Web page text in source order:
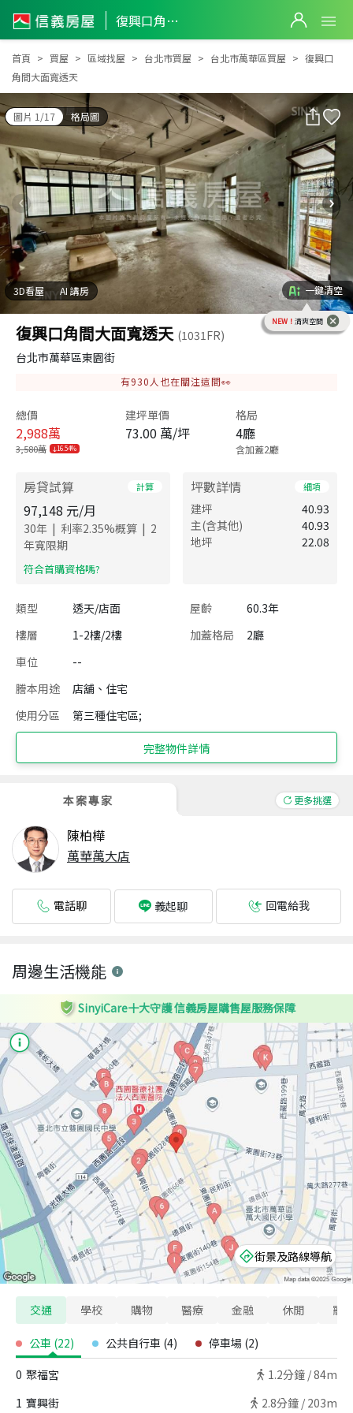
復興口角間大面寬透天
復興口角間大面寬透天
首頁 買屋 區域找屋 台北市買屋 台北市萬華區買屋
復興口
角間大面寬透天
圖片 1/17 格局圖
3D看屋 AI 講房 一鍵清空
NEW！ 清爽空間
復興口角間大面寬透天 (1031FR)
台北市萬華區東園街
有930 人也在關注這間👀
總價
2,988萬
3,580萬 16.54%
建坪單價
73.00 萬/坪
格局
4廳
含加蓋2廳
房貸試算 計算
97,148 元/月
30年 | 利率2.35%概算 | 2
年寬限期
​符合首購資格嗎?
坪數詳情 細項
建坪
40.93
主(含其他)
40.93
地坪
22.08
類型 透天/店面 屋齡
60.3年
樓層
1-2樓/2樓 加蓋格局
2廳
車位
--
謄本用途
店舖、住宅
使用分區
第三種住宅區;
完整物件詳情
本案專家 更多挑選
陳柏樺
萬華萬大店
電話聊 義起聊 回電給我
周邊生活機能
SinyiCare十大守護 信義房屋購售屋服務保障
街景及路線導航
交通 學校 購物 醫療 金融 休閒 寵
公車 (22) 公共自行車 (4) 停車場 (2)
0 聚福宮 1.2分鐘 /84m
1 寶興街 2.8分鐘 / 203m